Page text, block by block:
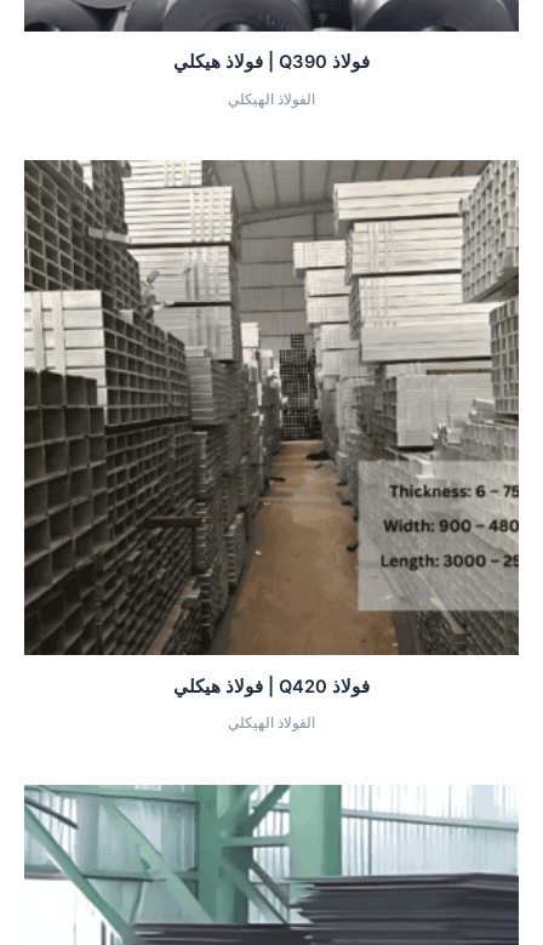
فولاذ Q390 | فولاذ هيكلي
الفولاذ الهيكلي
فولاذ Q420 | فولاذ هيكلي
الفولاذ الهيكلي